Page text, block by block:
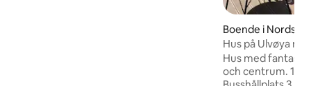
Boende i
Hus på Ulvøya
min till centrum
Hus med
och centrum. 10 minuter till centrum.